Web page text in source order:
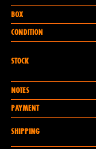
BOX
CONDITION
STOCK
NOTES
PAYMENT
SHIPPING